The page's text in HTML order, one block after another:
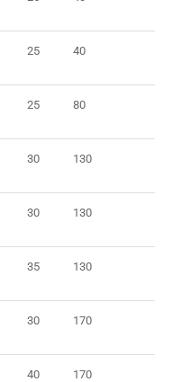
25 40
25 80
30 130
30 130
35 130
30 170
40 170